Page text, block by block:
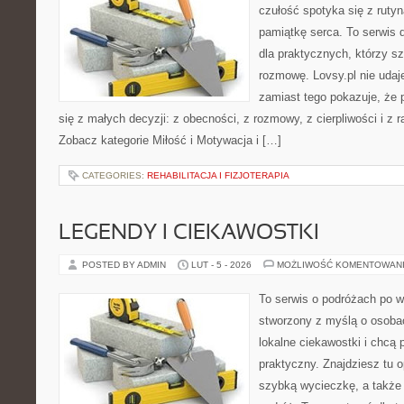
czułość spotyka się z
pamiątkę serca. To serwis
dla praktycznych, którzy
rozmowę. Lovsy.pl nie
zamiast tego pokazuje, że
się z małych decyzji: z obecności, z rozmowy, z cierpliwości i z
Zobacz kategorie Miłość i Motywacja i […]
CATEGORIES: REHABILITACJA I FIZJOTERAPIA
LEGENDY I CIEKAWOSTKI
POSTED BY ADMIN LUT - 5 - 2026 MOŻLIWOŚĆ
To serwis o podróżach po
stworzony z myślą o
lokalne ciekawostki i chcą
praktyczny. Znajdziesz tu
szybką wycieczkę, a także